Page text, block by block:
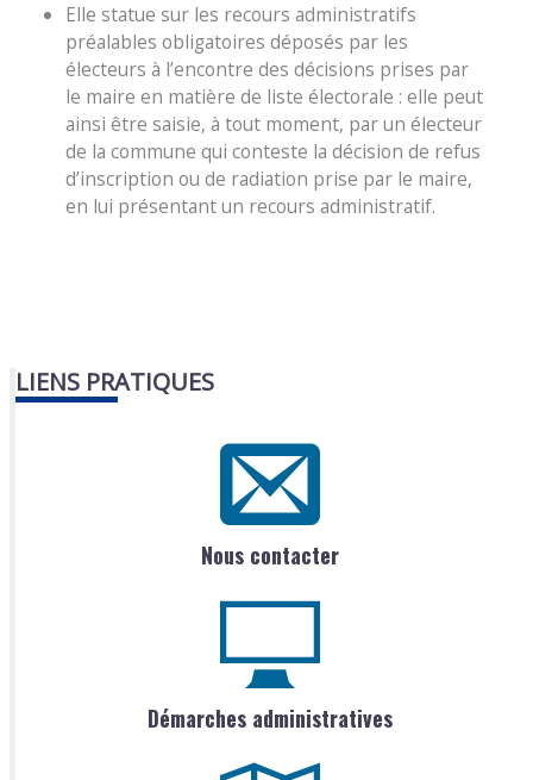
Elle statue sur les recours administratifs
préalables obligatoires déposés par les
électeurs à l’encontre des décisions prises par
le maire en matière de liste électorale : elle peut
ainsi être saisie, à tout moment, par un électeur
de la commune qui conteste la décision de refus
d’inscription ou de radiation prise par le maire,
en lui présentant un recours administratif.
LIENS PRATIQUES
Nous contacter
Démarches administratives